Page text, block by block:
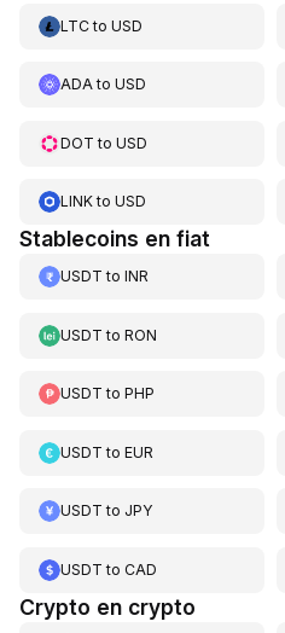
LTCto USD
ADAto USD
DOT to USD
LINKto USD
Stablecoins en fiat
USDT to INR
USDT to RON
USDT to PHP
USDT to EUR
USDT to JPY
USDT to CAD
Crypto en crypto